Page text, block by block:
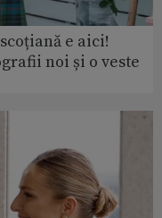
e aici!
noi și o veste